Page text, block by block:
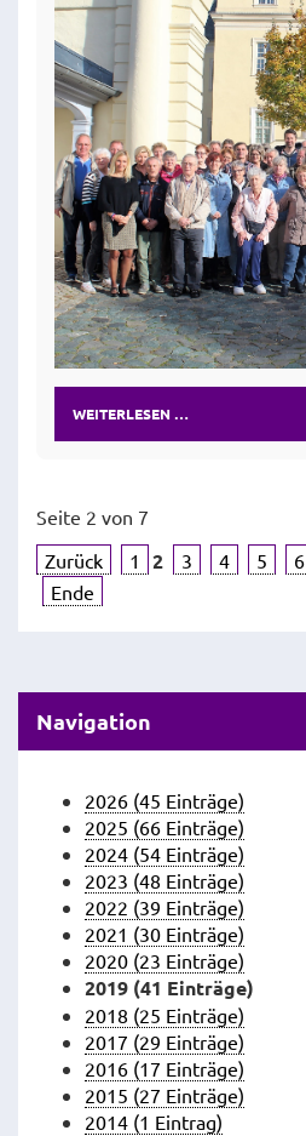
WEITERLESEN …
Seite 2 von 7
Zurück
1 2 3 4 5 6
Ende
Navigation
2026 (45 Einträge)
2025 (66 Einträge)
2024 (54 Einträge)
2023 (48 Einträge)
2022 (39 Einträge)
2021 (30 Einträge)
2020 (23 Einträge)
2019 (41 Einträge)
2018 (25 Einträge)
2017 (29 Einträge)
2016 (17 Einträge)
2015 (27 Einträge)
2014 (1 Eintrag)